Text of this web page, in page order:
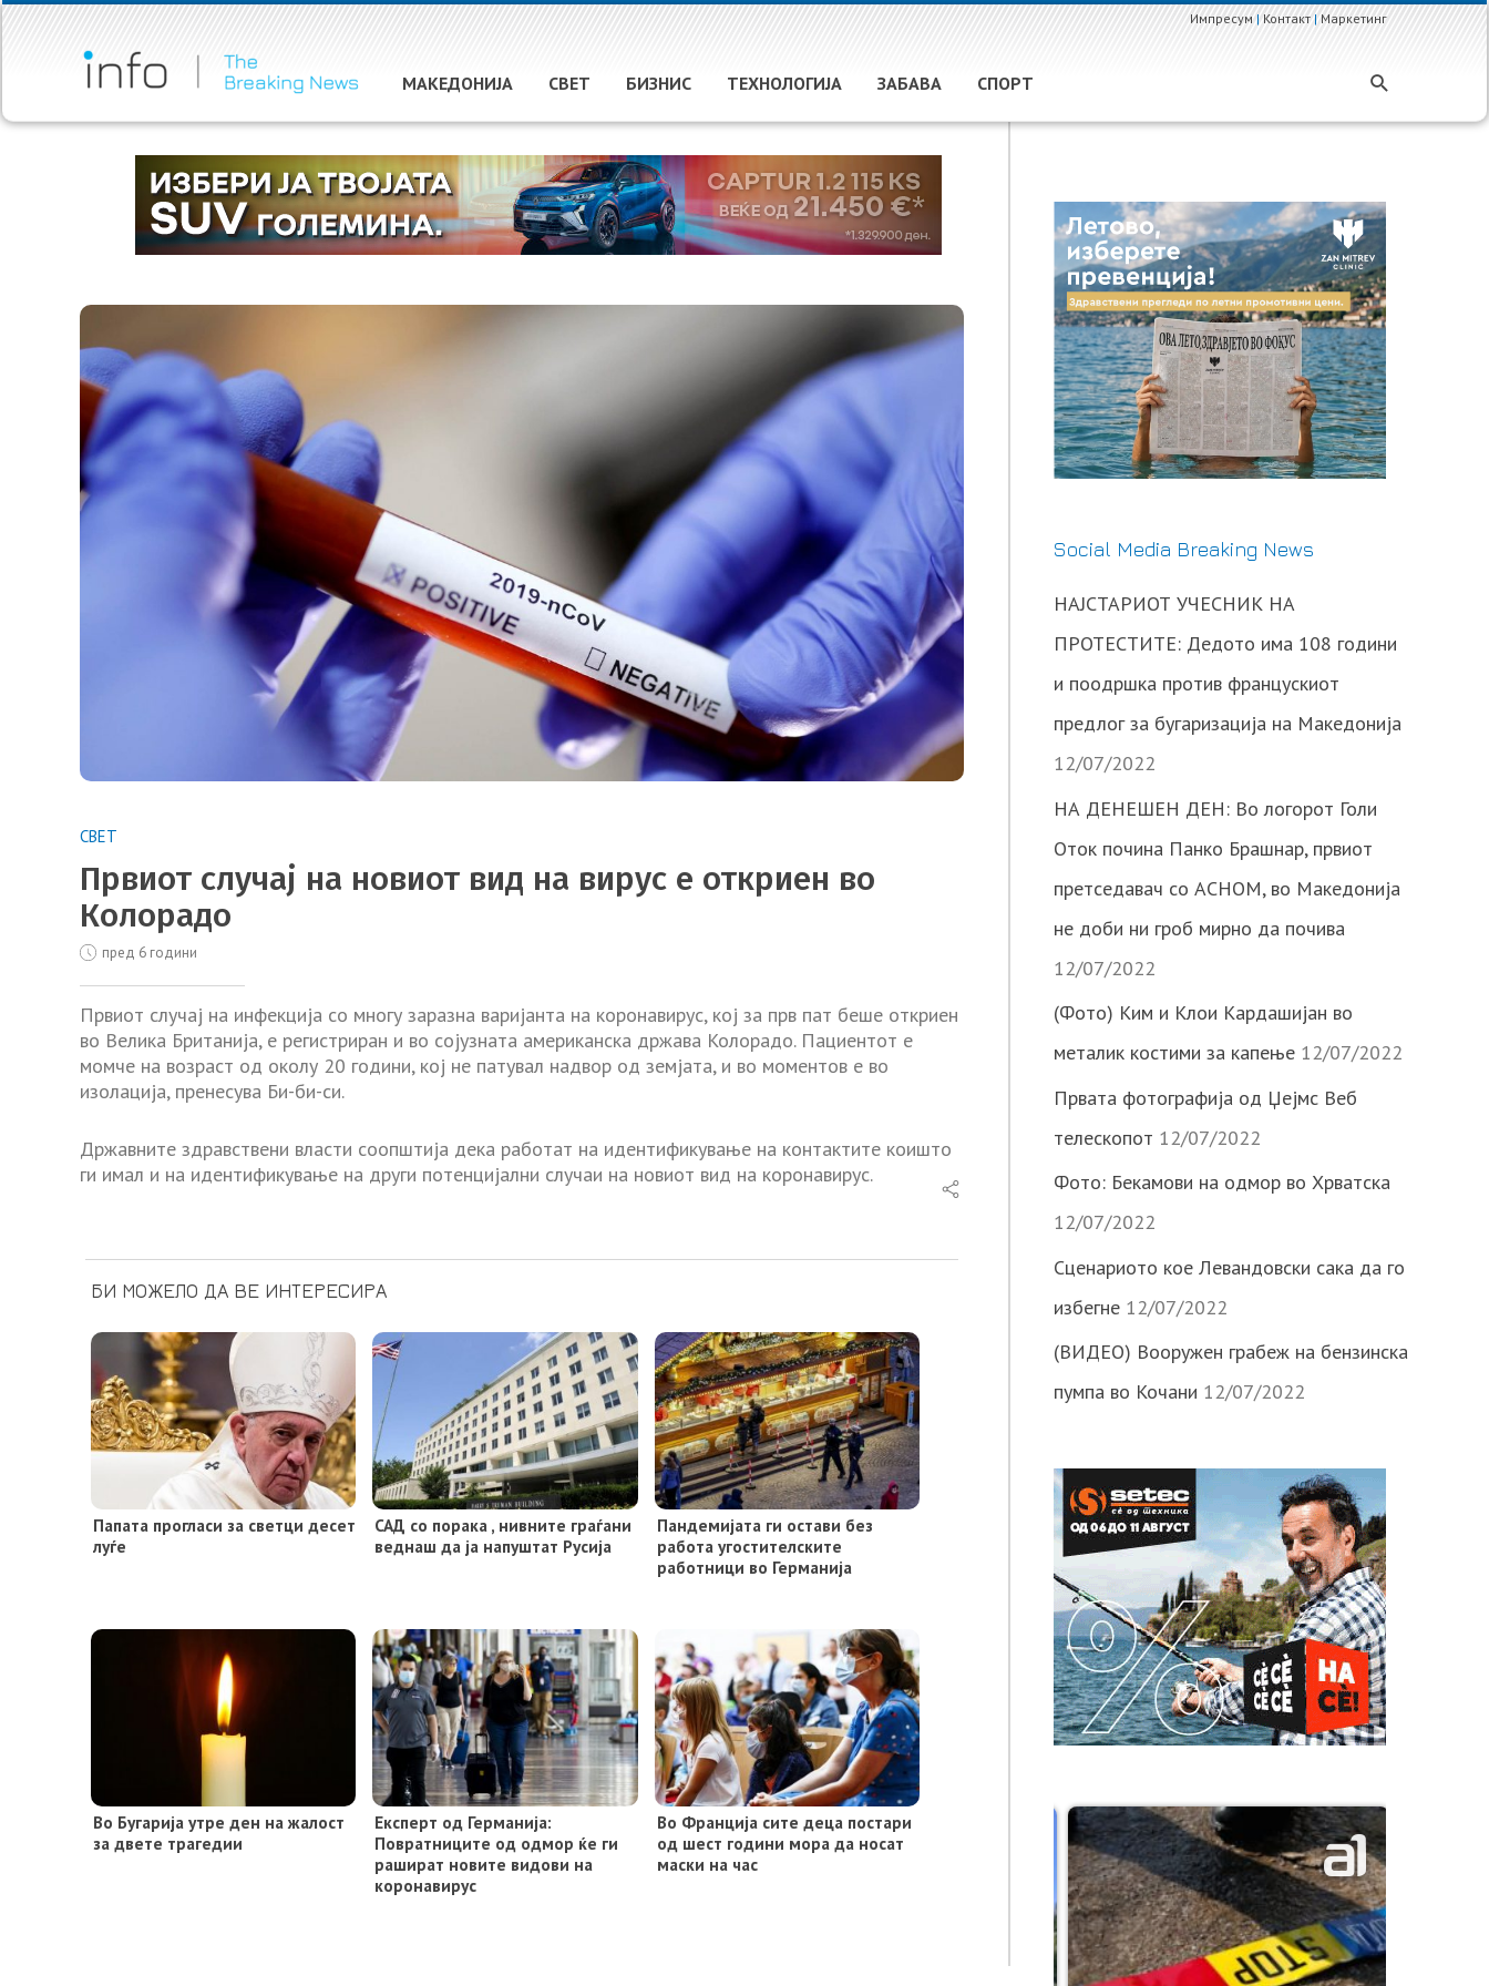
Импресум|Контакт|Маркетинг
МАКЕДОНИЈА СВЕТ БИЗНИС ТЕХНОЛОГИЈА ЗАБАВА СПОРТ
СВЕТ
Првиот случај на новиот вид на вирус е откриен во
Колорадо
пред 6 години
Првиот случај на инфекција со многу заразна варијанта на коронавирус, кој за прв пат беше откриен
во Велика Британија, е регистриран и во сојузната американска држава Колорадо. Пациентот е
момче на возраст од околу 20 години, кој не патувал надвор од земјата, и во моментов е во
изолација, пренесува Би-би-си.
Државните здравствени власти соопштија дека работат на идентификување на контактите коишто
ги имал и на идентификување на други потенцијални случаи на новиот вид на коронавирус.
БИ МОЖЕЛО ДА ВЕ ИНТЕРЕСИРА
Папата прогласи за светци десет
луѓе
САД со порака , нивните граѓани
веднаш да ја напуштат Русија
Пандемијата ги остави без
работа угостителските
работници во Германија
Во Бугарија утре ден на жалост
за двете трагедии
Експерт од Германија:
Повратниците од одмор ќе ги
рашират новите видови на
коронавирус
Во Франција сите деца постари
од шест години мора да носат
маски на час
Social Media Breaking News
НАЈСТАРИОТ УЧЕСНИК НА
ПРОТЕСТИТЕ: Дедото има 108 години
и поодршка против францускиот
предлог за бугаризација на Македонија
12/07/2022
НА ДЕНЕШЕН ДЕН: Во логорот Голи
Оток почина Панко Брашнар, првиот
претседавач со АСНОМ, во Македонија
не доби ни гроб мирно да почива
12/07/2022
(Фото) Ким и Клои Кардашијан во
металик костими за капење 12/07/2022
Првата фотографија од Џејмс Веб
телескопот 12/07/2022
Фото: Бекамови на одмор во Хрватска
12/07/2022
Сценариото кое Левандовски сака да го
избегне 12/07/2022
(ВИДЕО) Вооружен грабеж на бензинска
пумпа во Кочани 12/07/2022